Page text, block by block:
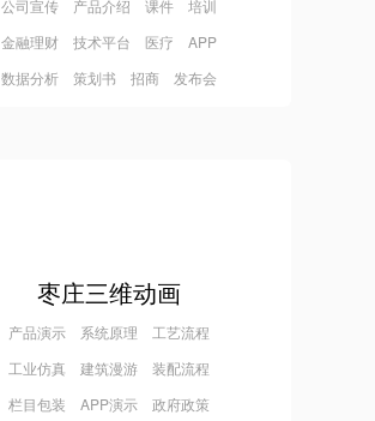
公司宣传 产品介绍 课件 培训
金融理财 技术平台 医疗 APP
数据分析 策划书 招商 发布会
枣庄三维动画
产品演示 系统原理 工艺流程
工业仿真 建筑漫游 装配流程
栏目包装 APP演示 政府政策